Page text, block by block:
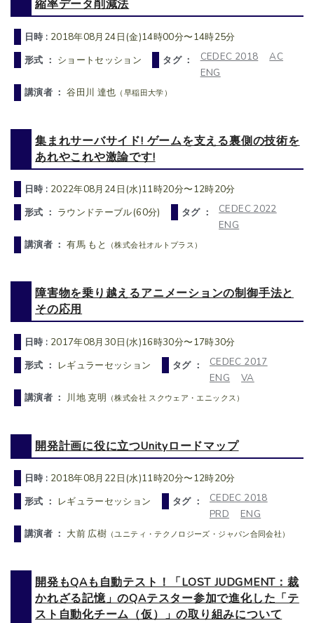
縮率データ削減法
日時 : 2018年08月24日(金)14時00分〜14時25分
形式 ： ショートセッション タグ ： CEDEC 2018
AC
ENG
講演者 ：谷田川 達也 （早稲田大学）
集まれサーバサイド! ゲームを支える裏側の技術を
あれやこれや激論です!
日時 : 2022年08月24日(水)11時20分〜12時20分
形式 ： ラウンドテーブル(60分) タグ ：
CEDEC 2022
ENG
講演者 ：有馬 もと （株式会社オルトプラス）
障害物を乗り越えるアニメーションの制御手法と
その応用
日時 : 2017年08月30日(水)16時30分〜17時30分
形式 ： レギュラーセッション タグ ：
CEDEC 2017
ENG
VA
講演者 ： 川地 克明 （株式会社 スクウェア・エニックス）
開発計画に役に立つUnityロードマップ
日時 : 2018年08月22日(水)11時20分〜12時20分
形式 ： レギュラーセッション タグ ：
CEDEC 2018
PRD
ENG
講演者 ：大前 広樹 （ユニティ・テクノロジーズ・ジャパン合同会社）
開発もQAも自動テスト！「LOST JUDGMENT：裁
かれざる記憶」のQAテスター参加で進化した「テ
スト自動化チーム（仮）」の取り組みについて